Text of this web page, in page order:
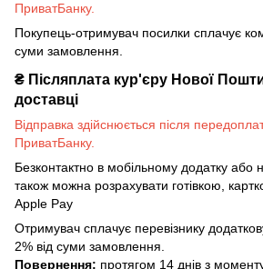
ПриватБанку.
Покупець-отримувач посилки сплачує
суми замовлення.
₴ Післяплата кур'єру Нової
доставці
Відправка здійснюється після
ПриватБанку.
Безконтактно в мобільному додатку або
також можна розрахувати готівкою,
Apple Pay
Отримувач сплачує перевізнику
2% від суми замовлення.
Повернення: протягом 14 днів з